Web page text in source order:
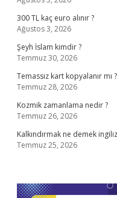
300 TL kaç euro alınır ?
Ağustos 3, 2026
Şeyh İslam kimdir ?
Temmuz 30, 2026
Temassız kart kopyalanır mı ?
Temmuz 28, 2026
Kozmik zamanlama nedir ?
Temmuz 26, 2026
Kalkındırmak ne demek
Temmuz 25, 2026